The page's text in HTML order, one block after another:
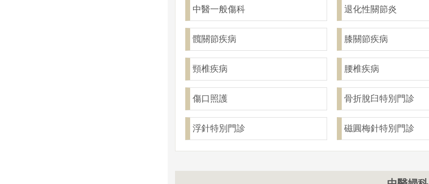
中醫一般傷科 退化性關節炎
髖關節疾病 膝關節疾病
頸椎疾病 腰椎疾病
傷口照護 骨折脫臼特別門診
浮針特別門診 磁圓梅針特別門診